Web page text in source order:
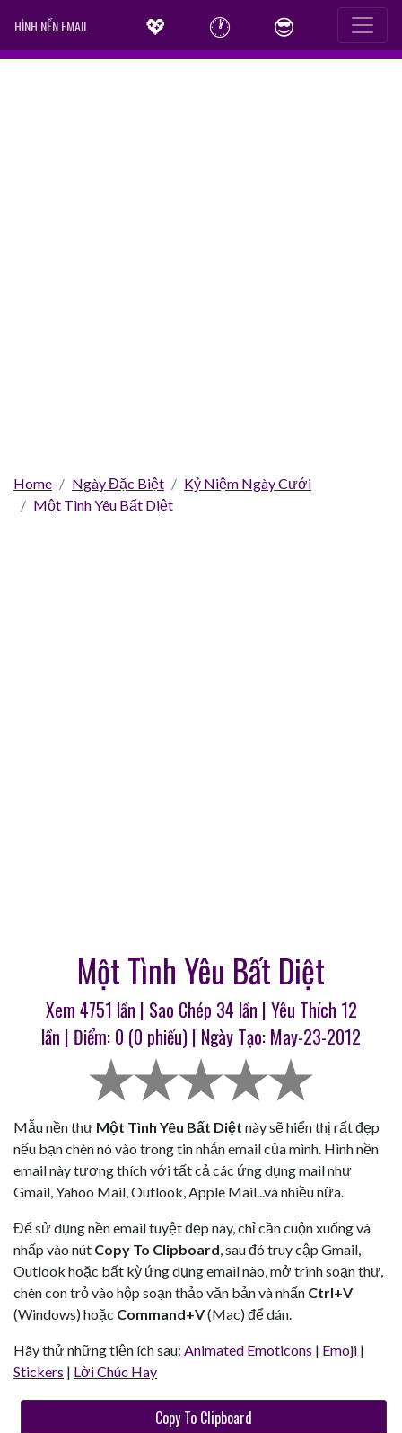
HÌNH NỀN EMAIL 💖 🕐 😎
Home Ngày Đặc Biệt
Kỷ Niệm Ngày Cưới
Một Tình Yêu Bất Diệt
Một Tình Yêu Bất Diệt
Xem 4751 lần | Sao Chép 34 lần | Yêu Thích 12
lần | Điểm: 0 (0 phiếu) | Ngày Tạo: May-23-2012
Mẫu nền thư Một Tình Yêu Bất Diệt này sẽ hiển thị rất đẹp
nếu bạn chèn nó vào trong tin nhắn email của mình. Hình nền
email này tương thích với tất cả các ứng dụng mail như
Gmail, Yahoo Mail, Outlook, Apple Mail...và nhiều nữa.
Để sử dụng nền email tuyệt đẹp này, chỉ cần cuộn xuống và
nhấp vào nút Copy To Clipboard, sau đó truy cập Gmail,
Outlook hoặc bất kỳ ứng dụng email nào, mở trình soạn thư,
chèn con trỏ vào hộp soạn thảo văn bản và nhấn Ctrl+V
(Windows) hoặc Command+V(Mac) để dán.
Hãy thử những tiện ích sau: Animated Emoticons | Emoji |
Stickers | Lời Chúc Hay
Copy To Clipboard